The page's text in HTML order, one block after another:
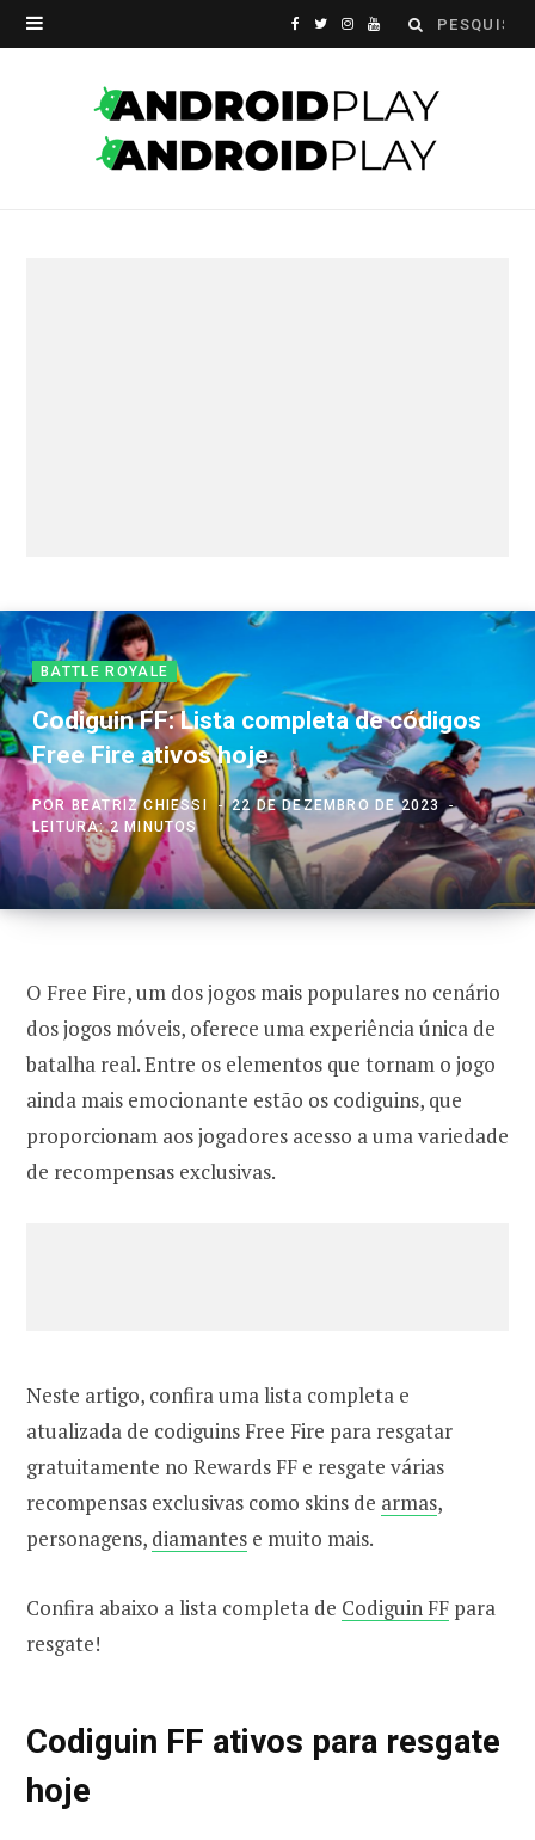
Search
F
c
T
i
t
I Y
u
T
BATTLE ROYALE
Codiguin FF: Lista completa de códigos
Free Fire ativos hoje
POR BEATRIZ CHIESSI
22 DE DEZEMBRO DE 2023
LEITURA: 2 MINUTOS
O Free Fire, um dos jogos mais populares no cenário
dos jogos móveis, oferece uma experiência única de
batalha real. Entre os elementos que tornam o jogo
ainda mais emocionante estão os codiguins, que
proporcionam aos jogadores acesso a uma variedade
de recompensas exclusivas.
Neste artigo, confira uma lista completa e
atualizada de codiguins Free Fire para resgatar
gratuitamente no Rewards FF e resgate várias
recompensas exclusivas como skins de armas,
personagens, diamantes e muito mais.
Confira abaixo a lista completa de Codiguin FF para
resgate!
Codiguin FF ativos para resgate
hoje